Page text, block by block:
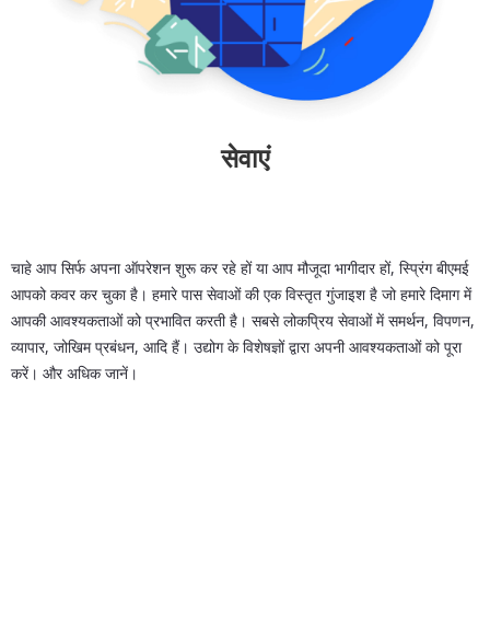
सेवाएं
चाहे आप सिर्फ अपना ऑपरेशन शुरू कर रहे हों या आप मौजूदा भागीदार हों, स्प्रिंग बीएमई
आपको कवर कर चुका है। हमारे पास सेवाओं की एक विस्तृत गुंजाइश है जो हमारे दिमाग में
आपकी आवश्यकताओं को प्रभावित करती है। सबसे लोकप्रिय सेवाओं में समर्थन, विपणन,
व्यापार, जोखिम प्रबंधन, आदि हैं। उद्योग के विशेषज्ञों द्वारा अपनी आवश्यकताओं को पूरा
करें। और अधिक जानें।